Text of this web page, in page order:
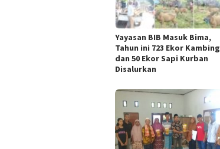
Yayasan BIB Masuk Bima,
Tahun ini 723 Ekor Kambing
dan 50 Ekor Sapi Kurban
Disalurkan